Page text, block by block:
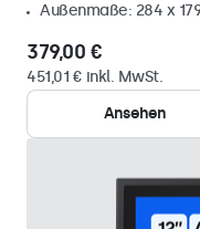
Außenmaße: 284 x
379,00 €
451,01 € inkl. MwSt.
Ansehen